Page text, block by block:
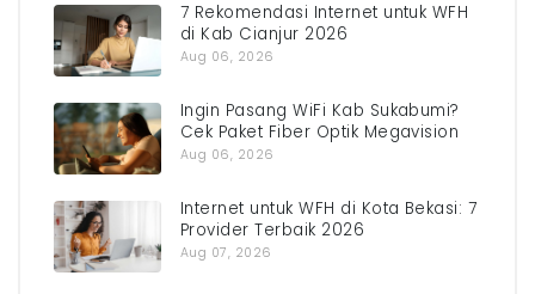
7 Rekomendasi Internet untuk WFH
di Kab Cianjur 2026
Aug 06, 2026
Ingin Pasang WiFi Kab Sukabumi?
Cek Paket Fiber Optik Megavision
Aug 06, 2026
Internet untuk WFH di Kota Bekasi: 7
Provider Terbaik 2026
Aug 07, 2026